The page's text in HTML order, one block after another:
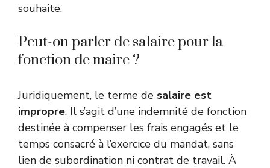
souhaite.
Peut-on parler de salaire pour la
fonction de maire ?
Juridiquement, le terme de salaire est
impropre. Il s’agit d’une indemnité de fonction
destinée à compenser les frais engagés et le
temps consacré à l’exercice du mandat, sans
lien de subordination ni contrat de travail. À